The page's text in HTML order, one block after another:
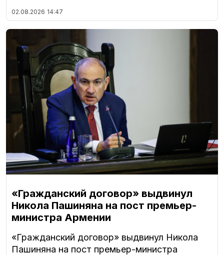
02.08.2026 14:47
«Гражданский договор» выдвинул
Никола Пашиняна на пост премьер-
министра Армении
«Гражданский договор» выдвинул Никола
Пашиняна на пост премьер-министра